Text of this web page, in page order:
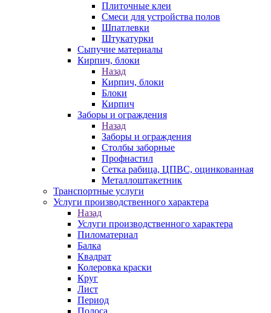
Плиточные клеи
Смеси для устройства полов
Шпатлевки
Штукатурки
Сыпучие материалы
Кирпич, блоки
Назад
Кирпич, блоки
Блоки
Кирпич
Заборы и ограждения
Назад
Заборы и ограждения
Столбы заборные
Профнастил
Сетка рабица, ЦПВС, оцинкованная
Металлоштакетник
Транспортные услуги
Услуги производственного характера
Назад
Услуги производственного характера
Пиломатериал
Балка
Квадрат
Колеровка краски
Круг
Лист
Период
Полоса